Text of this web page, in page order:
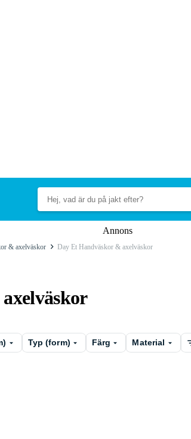
Annons
& axelväskor Day Et Handväskor & axelväskor
Typ (form) Färg Material